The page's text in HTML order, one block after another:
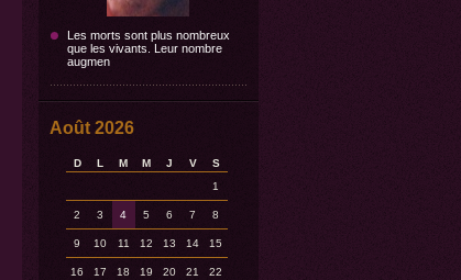
Les morts sont plus nombreux
que les vivants. Leur nombre
augmen
Août 2026
D L M M J V
S
1
2 3 4 5 6 7 8
9 10 11 12 13 14 15
16 17 18 19 20 21 22